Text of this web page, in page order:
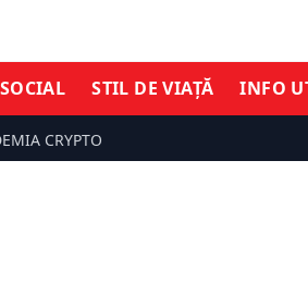
SOCIAL STIL DE VIAȚĂ INFO
CRYPTO